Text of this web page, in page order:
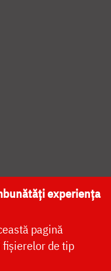
NAȚIONALĂ
experiența
pagină
de tip